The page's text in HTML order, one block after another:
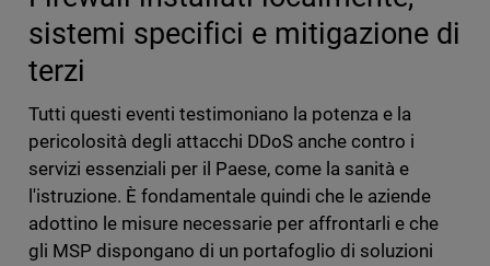
sistemi specifici e mitigazione di
terzi
Tutti questi eventi testimoniano la potenza e la
pericolosità degli attacchi DDoS anche contro i
servizi essenziali per il Paese, come la sanità e
l'istruzione. È fondamentale quindi che le aziende
adottino le misure necessarie per affrontarli e che
gli MSP dispongano di un portafoglio di soluzioni